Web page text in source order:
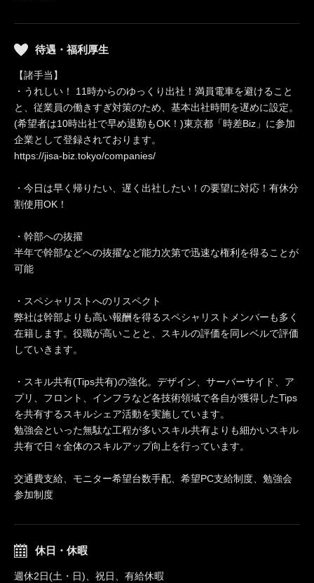
待遇・福利厚生
【諸手当】
・うれしい！ 11時からのゆっくり出社！満員電車を避けること
と、従業員の働きすぎ対策のため、基本出社時間を遅めに設定。
(希望者は10時出社で早め退勤もOK！)東京都「時差Biz」に参加
企業として登録されております。
https://jisa-biz.tokyo/companies/
・今日は早く帰りたい、遅く出社したい！の要望に対応！有休分
割使用OK！
・幹部への抜擢
半年で幹部などへの抜擢など能力次第で迅速な権利を得ることが
可能
・スペシャリストへのリスペクト
弊社は幹部よりも高い報酬を得るスペシャリストメンバーも多く
在籍します。役職が高いことと、スキルの評価を同レベルで評価
していきます。
・スキル共有(Tips共有)の強化。デザイン、サーバーサイド、ア
プリ、フロント、インフラなど各技術領域で各自が獲得したTips
を共有するスキルシェア活動を実施しています。
勉強会といった無駄な工程が多いスキル共有よりも細かいスキル
共有で日々全体のスキルアップ向上を行っています。
交通費支給、モニター希望台数手配、希望PC支給制度、勉強会
参加制度
休日・休暇
週休2日(土・日)、祝日、有給休暇